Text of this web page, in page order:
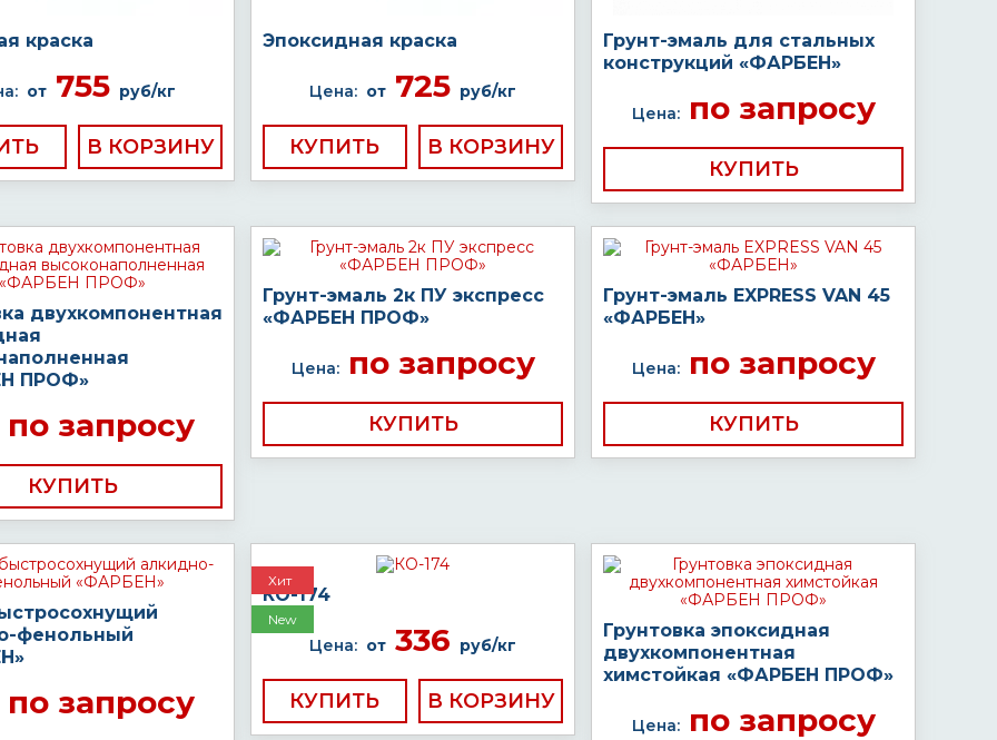
краска
от755 руб/кг
Эпоксидная краска
Цена: от 725 руб/кг
КУПИТЬ
Грунт-эмаль для стальных
конструкций «ФАРБЕН»
Цена:по запросу
КУПИТЬ
двухкомпонентная
ПРОФ»
запросу
КУПИТЬ
Грунт-эмаль 2к ПУ экспресс
«ФАРБЕН ПРОФ»
Цена:по запросу
КУПИТЬ
Грунт-эмаль EXPRESS VAN 45
«ФАРБЕН»
Цена:по запросу
КУПИТЬ
фенольный
запросу
Хит
New
КО-174
Цена: от 336 руб/кг
КУПИТЬ
Грунтовка эпоксидная
двухкомпонентная
химстойкая «ФАРБЕН ПРОФ»
Цена:по запросу